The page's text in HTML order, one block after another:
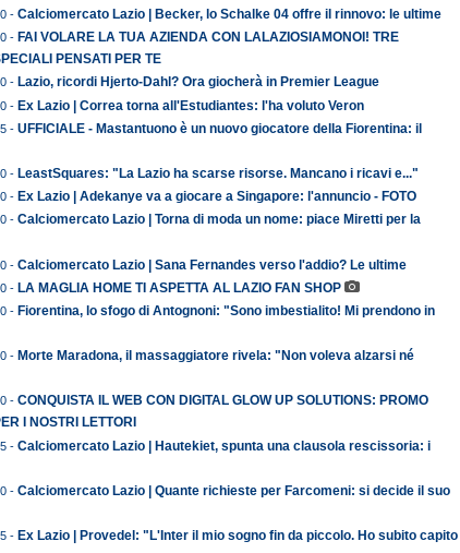
- Calciomercato Lazio | Becker, lo Schalke 04 offre il rinnovo: le ultime
- FAI VOLARE LA TUA AZIENDA CON LALAZIOSIAMONOI! TRE
PENSATI PER TE
- Lazio, ricordi Hjerto-Dahl? Ora giocherà in Premier League
- Ex Lazio | Correa torna all'Estudiantes: l'ha voluto Veron
- UFFICIALE - Mastantuono è un nuovo giocatore della Fiorentina: il
- LeastSquares: "La Lazio ha scarse risorse. Mancano i ricavi e..."
- Ex Lazio | Adekanye va a giocare a Singapore: l'annuncio - FOTO
- Calciomercato Lazio | Torna di moda un nome: piace Miretti per la
- Calciomercato Lazio | Sana Fernandes verso l'addio? Le ultime
- LA MAGLIA HOME TI ASPETTA AL LAZIO FAN SHOP
- Fiorentina, lo sfogo di Antognoni: "Sono imbestialito! Mi prendono in
- Morte Maradona, il massaggiatore rivela: "Non voleva alzarsi né
- CONQUISTA IL WEB CON DIGITAL GLOW UP SOLUTIONS: PROMO
I NOSTRI LETTORI
- Calciomercato Lazio | Hautekiet, spunta una clausola rescissoria: i
- Calciomercato Lazio | Quante richieste per Farcomeni: si decide il suo
- Ex Lazio | Provedel: "L'Inter il mio sogno fin da piccolo. Ho subito capito